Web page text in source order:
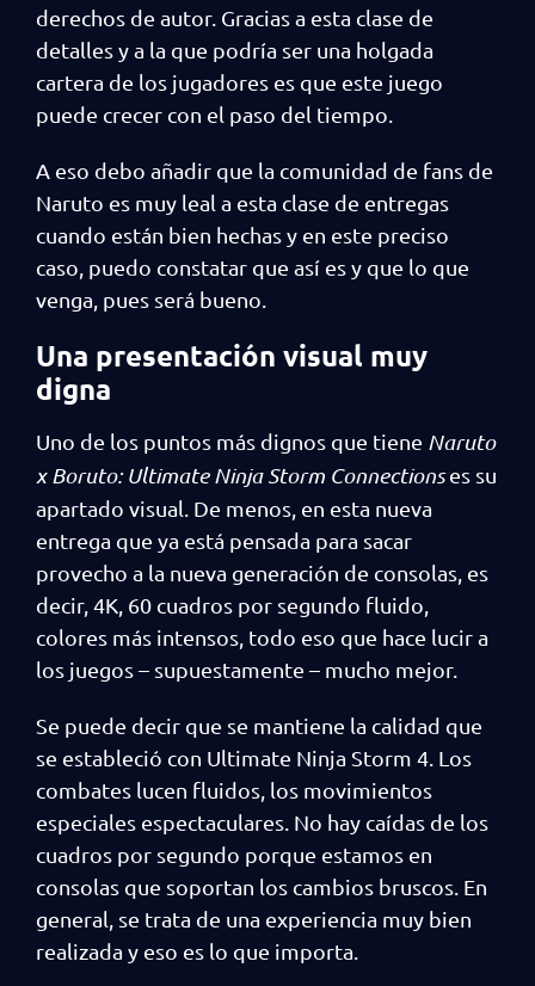
derechos de autor. Gracias a esta clase de
detalles y a la que podría ser una holgada
cartera de los jugadores es que este juego
puede crecer con el paso del tiempo.
A eso debo añadir que la comunidad de fans de
Naruto es muy leal a esta clase de entregas
cuando están bien hechas y en este preciso
caso, puedo constatar que así es y que lo que
venga, pues será bueno.
Una presentación visual muy
digna
Uno de los puntos más dignos que tiene Naruto
x Boruto: Ultimate Ninja Storm Connectionses su
apartado visual. De menos, en esta nueva
entrega que ya está pensada para sacar
provecho a la nueva generación de consolas, es
decir, 4K, 60 cuadros por segundo fluido,
colores más intensos, todo eso que hace lucir a
los juegos – supuestamente – mucho mejor.
Se puede decir que se mantiene la calidad que
se estableció con Ultimate Ninja Storm 4. Los
combates lucen fluidos, los movimientos
especiales espectaculares. No hay caídas de los
cuadros por segundo porque estamos en
consolas que soportan los cambios bruscos. En
general, se trata de una experiencia muy bien
realizada y eso es lo que importa.